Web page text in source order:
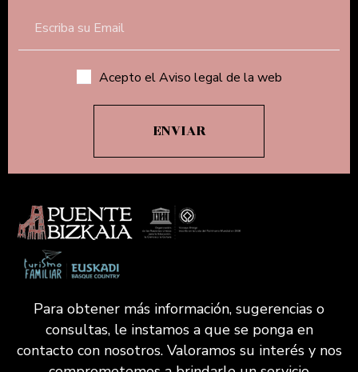
Acepto el Aviso legal de la web
Para obtener más información, sugerencias o
consultas, le instamos a que se ponga en
contacto con nosotros. Valoramos su interés y nos